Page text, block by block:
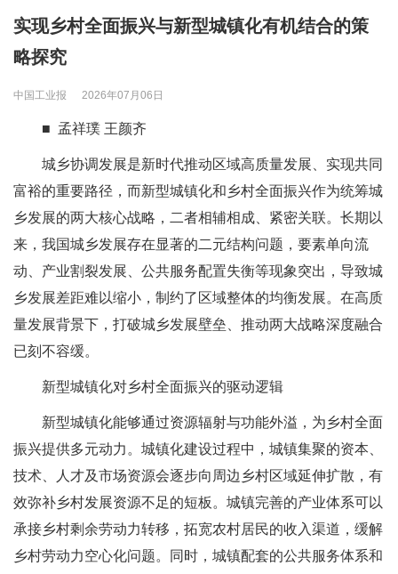
实现乡村全面振兴与新型城镇化有机结合的策
略探究
中国工业报 2026年07月06日
■ 孟祥璞 王颜齐
城乡协调发展是新时代推动区域高质量发展、实现共同
富裕的重要路径，而新型城镇化和乡村全面振兴作为统筹城
乡发展的两大核心战略，二者相辅相成、紧密关联。长期以
来，我国城乡发展存在显著的二元结构问题，要素单向流
动、产业割裂发展、公共服务配置失衡等现象突出，导致城
乡发展差距难以缩小，制约了区域整体的均衡发展。在高质
量发展背景下，打破城乡发展壁垒、推动两大战略深度融合
已刻不容缓。
新型城镇化对乡村全面振兴的驱动逻辑
新型城镇化能够通过资源辐射与功能外溢，为乡村全面
振兴提供多元动力。城镇化建设过程中，城镇集聚的资本、
技术、人才及市场资源会逐步向周边乡村区域延伸扩散，有
效弥补乡村发展资源不足的短板。城镇完善的产业体系可以
承接乡村剩余劳动力转移，拓宽农村居民的收入渠道，缓解
乡村劳动力空心化问题。同时，城镇配套的公共服务体系和